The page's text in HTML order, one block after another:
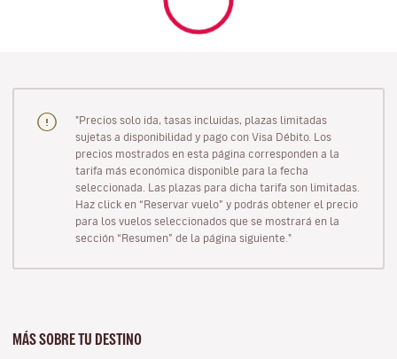
"Precios solo ida, tasas incluidas, plazas limitadas
sujetas a disponibilidad y pago con Visa Débito. Los
precios mostrados en esta página corresponden a la
tarifa más económica disponible para la fecha
seleccionada. Las plazas para dicha tarifa son limitadas.
Haz click en “Reservar vuelo” y podrás obtener el precio
para los vuelos seleccionados que se mostrará en la
sección “Resumen” de la página siguiente."
MÁS SOBRE TU DESTINO